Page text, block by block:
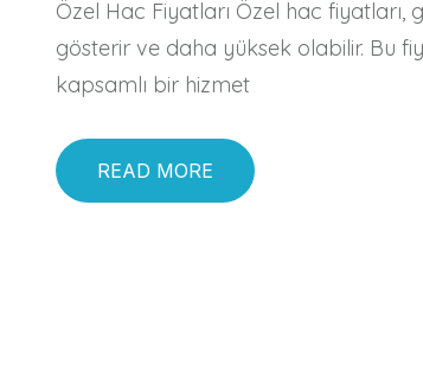
Özel Hac Fiyatları Özel hac
gösterir ve daha yüksek olabilir. Bu
kapsamlı bir hizmet
READ MORE